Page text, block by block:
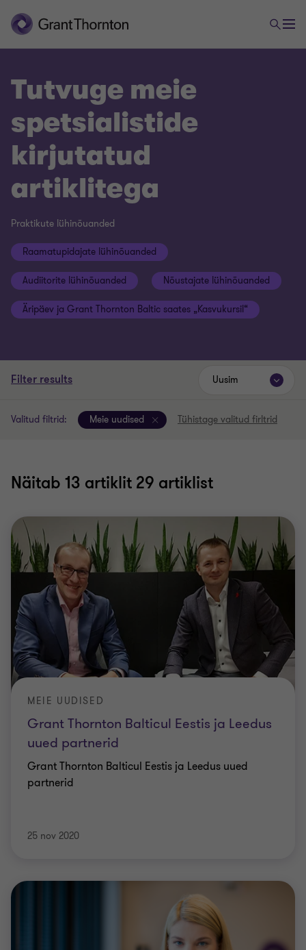
Tutvuge meie
spetsialistide
kirjutatud
artiklitega
Praktikute lühinõuanded
Raamatupidajate lühinõuanded
Audiitorite lühinõuanded Nõustajate lühinõuanded
Äripäev ja Grant Thornton Baltic saates „Kasvukursil“
Filter results
Valitud filtrid: Meie uudised Tühistage valitud firltrid
Näitab 13 artiklit 29 artiklist
Uusim
Grant Thornton Balticul Eestis ja Leedus
uued partnerid
MEIE UUDISED
Grant Thornton Balticul Eestis ja Leedus uued
partnerid
25 nov 2020